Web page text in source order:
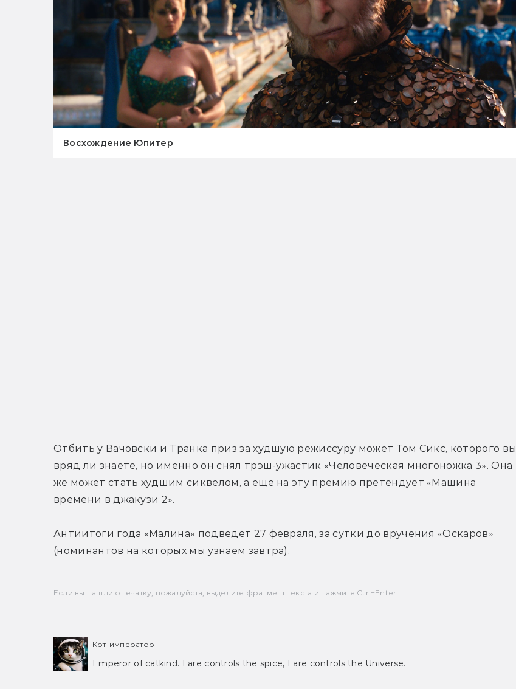
Восхождение Юпитер
Отбить у Вачовски и Транка приз за худшую режиссуру может Том Сикс, которого вы
вряд ли знаете, но именно он снял трэш-ужастик «Человеческая многоножка 3». Она
же может стать худшим сиквелом, а ещё на эту премию претендует «Машина
времени в джакузи 2».
Антиитоги года «Малина» подведёт 27 февраля, за сутки до вручения «Оскаров»
(номинантов на которых мы узнаем завтра).
Если вы нашли опечатку, пожалуйста, выделите фрагмент текста и нажмите Ctrl+Enter.
Кот-император
Emperor of catkind. I are controls the spice, I are controls the Universe.